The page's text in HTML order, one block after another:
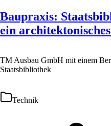
Baupraxis:
ein
TM Ausbau GmbH mit einem
Staatsbibliothek
Technik